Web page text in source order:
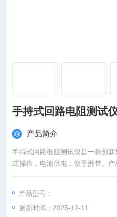
手持式回路电阻测试
产品简介
手持式回路电阻测试仪是一款创
式操作，电池供电，便于携带。产
电阻和其它微欧电阻的测量，测
锂电池供电，支持快速充电，2小
进行400次
产品型号：
更新时间：2025-12-11